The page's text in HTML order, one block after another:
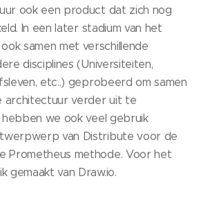
ook een product dat zich nog
In een later stadium van het
samen met verschillende
disciplines (Universiteiten,
etc..) geprobeerd om samen
architectuur verder uit te
we ook veel gebruik
van Distribute voor de
Prometheus methode. Voor het
gemaakt van Draw.io.